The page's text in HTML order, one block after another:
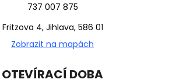
737 007 875
Fritzova 4, Jihlava, 586 01
Zobrazit na mapách
OTEVÍRACÍ DOBA